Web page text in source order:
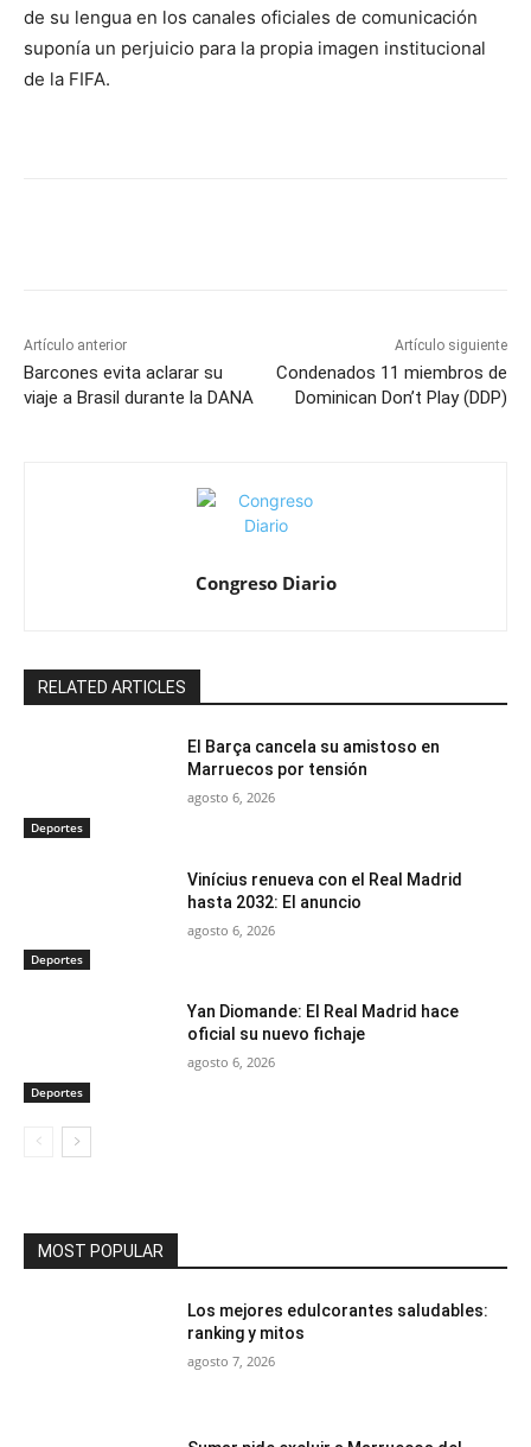
de su lengua en los canales oficiales de comunicación
suponía un perjuicio para la propia imagen institucional
de la FIFA.
Artículo anterior
Barcones evita aclarar su
viaje a Brasil durante la DANA
Artículo siguiente
Condenados 11 miembros de
Dominican Don’t Play (DDP)
Congreso Diario
RELATED ARTICLES
Deportes
El Barça cancela su amistoso en
Marruecos por tensión
agosto 6, 2026
Deportes
Vinícius renueva con el Real Madrid
hasta 2032: El anuncio
agosto 6, 2026
Deportes
Yan Diomande: El Real Madrid hace
oficial su nuevo fichaje
agosto 6, 2026
MOST POPULAR
Los mejores edulcorantes saludables:
ranking y mitos
agosto 7, 2026